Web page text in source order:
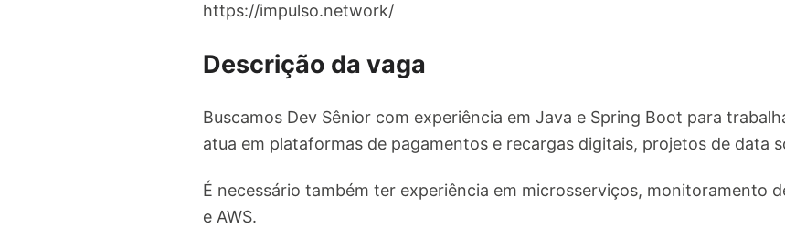
https://impulso.network/
Descrição da vaga
Buscamos Dev Sênior com experiência em Java e Spring Boot para
atua em plataformas de pagamentos e recargas digitais, projetos de data
É necessário também ter experiência em microsserviços, monitoramento
e AWS.